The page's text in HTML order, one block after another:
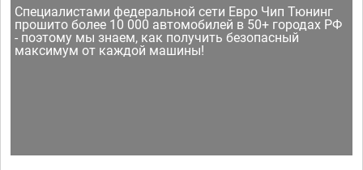
Специалистами федеральной сети Евро Чип Тюнинг
прошито более 10 000 автомобилей в 50+ городах РФ
- поэтому мы знаем, как получить безопасный
максимум от каждой машины!